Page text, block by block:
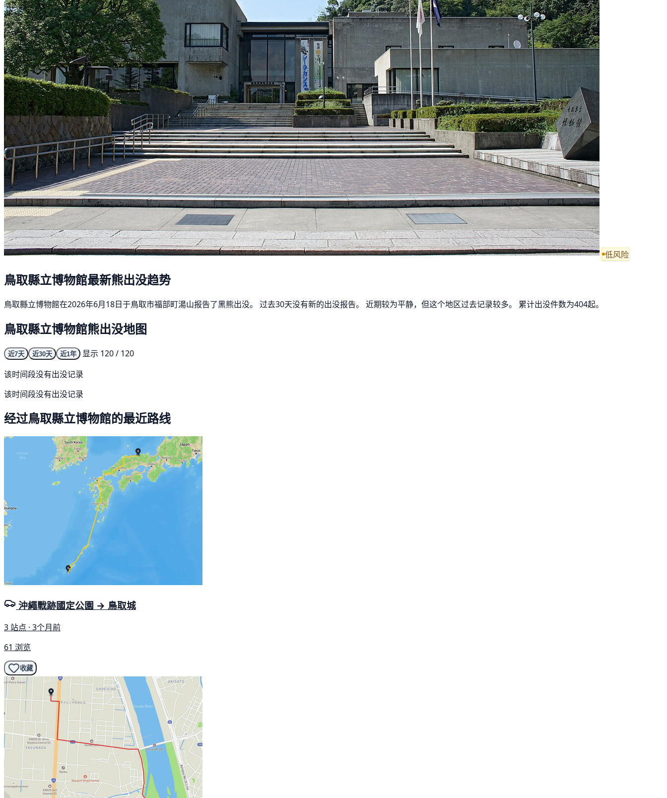
低风险
鳥取縣立博物館最新熊出没趋势
鳥取縣立博物館在2026年6月18日于鳥取市福部町湯山报告了黑熊出没。 过去30天没有新的出没报告。 近期较为平静，但这个地区过去记录较多。 累计出没件数为404起。
鳥取縣立博物館熊出没地图
近7天 近30天 近1年
显示 120 / 120
该时间段没有出没记录
该时间段没有出没记录
经过鳥取縣立博物館的最近路线
沖繩戰跡國定公園 → 鳥取城
3 站点 · 3个月前
61 浏览
收藏